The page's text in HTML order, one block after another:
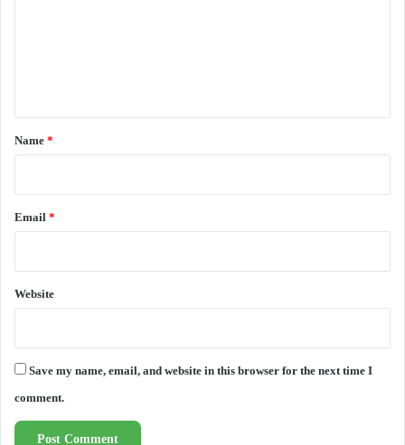
*
Name *
Email *
Website
Save my name, email, and website in this browser for the next time I
comment.